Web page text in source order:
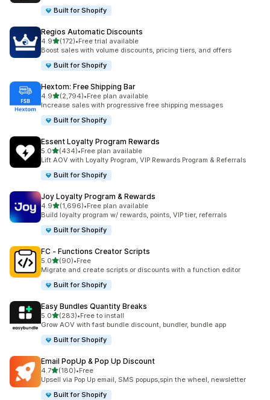
Built for Shopify
Regios Automatic Discounts
4.9별 5개 중
(172)
총 리뷰 172개
•Free trial available
Boost sales with volume discounts, pricing tiers, and offers
Built for Shopify
Hextom: Free Shipping Bar
4.9별 5개 중
(2,794)
총 리뷰 2794개
•Free plan available
Increase sales with progressive free shipping messages
Built for Shopify
Essent Loyalty Program Rewards
5.0별 5개 중
(434)
총 리뷰 434개
•Free plan available
Lift AOV with Loyalty Program, VIP Rewards Program & Referrals
Built for Shopify
Joy Loyalty Program & Rewards
4.9별 5개 중
(1,696)
총 리뷰 1696개
•Free plan available
Build loyalty program w/ rewards, points, VIP tier, referrals
Built for Shopify
FC ‑ Functions Creator Scripts
5.0별 5개 중
(90)
총 리뷰 90개
•Free
Migrate and create scripts or discounts with a function editor
Built for Shopify
Easy Bundles Quantity Breaks
5.0별 5개 중
(283)
총 리뷰 283개
•Free to install
Grow AOV with fast bundle discount, bundler, bundle app
Built for Shopify
Email PopUp & Pop Up Discount
4.7별 5개 중
(180)
총 리뷰 180개
•Free
Upsell via Pop Up email, SMS popups,spin the wheel, newsletter
Built for Shopify